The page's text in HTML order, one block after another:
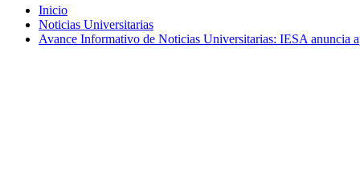
Inicio
Noticias Universitarias
Avance Informativo de Noticias Universitarias: IESA anuncia